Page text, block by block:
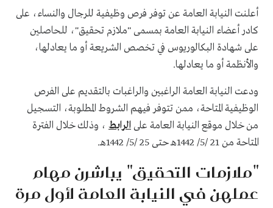
أعلنت النيابة العامة عن توفر فرص وظيفية للرجال والنساء، على
كادر أعضاء النيابة العامة بمسمى "ملازم تحقيق"، للحاصلين
على شهادة البكالوريوس في تخصص الشريعة أو ما يعادلها،
والأنظمة أو ما يعادلها.
ودعت النيابة العامة الراغبين والراغبات بالتقديم على الفرص
الوظيفية المتاحة، ممن تتوفر فيهم الشروط المطلوبة، التسجيل
من خلال موقع النيابة العامة علىالرابط، وذلك خلال الفترة
المتاحة من 21 /5/ 1442هـ حتى 25 /5/ 1442هـ.
"ملازمات التحقيق" يباشرن مهام
عملهن في النيابة العامة لأول مرة